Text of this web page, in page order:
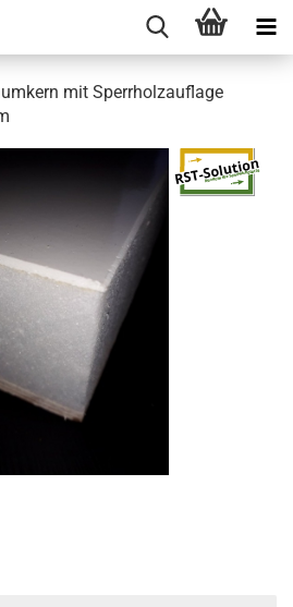
mit Sperrholzauflage